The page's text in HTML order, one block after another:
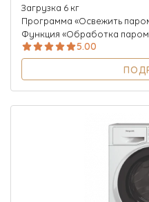
Загрузка 6 кг
Программа «Освежить
Функция «Обработка
5.00